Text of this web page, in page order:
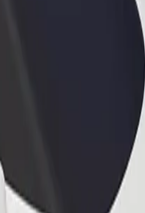
и намерете перфектната за вашето